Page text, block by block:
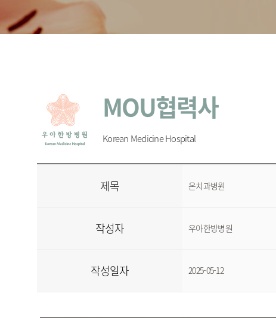
MOU협력사
Korean Medicine Hospital
제목 온치과병원
작성자 우아한방병원
작성일자 2025-05-12